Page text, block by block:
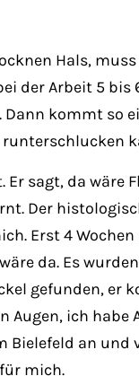
Hals,
der Arbeit 5 bis
kommt so
sagt, da wäre
Der
Erst 4
da. Es
gefunden, er
Augen, ich habe
Bielefeld an und
mich.